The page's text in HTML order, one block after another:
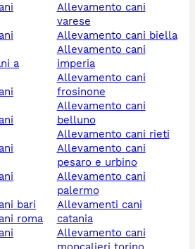
bari
roma
allevamento cani
varese
allevamento cani biella
allevamento cani
imperia
allevamento cani
frosinone
allevamento cani
belluno
allevamento cani rieti
allevamento cani
pesaro e urbino
allevamento cani
palermo
allevamenti cani
catania
allevamento cani